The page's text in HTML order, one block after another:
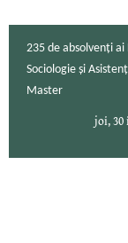
235 de absolvenți
Sociologie și
Master
joi, 30